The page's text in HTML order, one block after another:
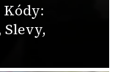
Kódy: